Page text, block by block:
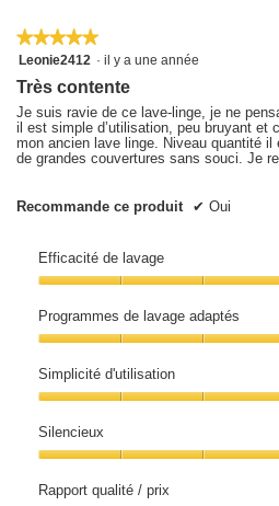
★★★★★
★★★★★
5Leonie2412 · il y a une année
Très contente
Je suis ravie de ce lave-linge, je ne
il est simple d’utilisation, peu bruyant et
mon ancien lave linge. Niveau quantité il
de grandes couvertures sans souci. Je
Recommande ce produit ✔ Oui
Efficacité de lavage
de
lavage,
5
5
Programmes de lavage adaptés
de
lavage
adaptés,
sur
5
Simplicité d'utilisation
d'utilisation,
5
sur
Silencieux
5
sur
Rapport qualité / prix